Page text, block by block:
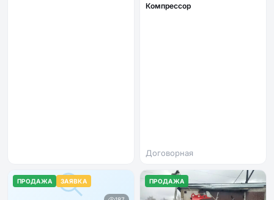
Компрессор
Договорная
ПРОДАЖА ЗАЯВКА ПРОДАЖА